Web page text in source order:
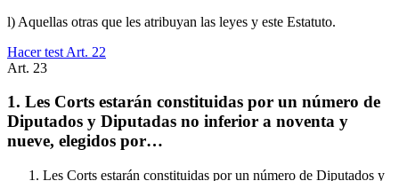
l) Aquellas otras que les atribuyan las leyes y este Estatuto.
Hacer test Art. 22
Art. 23
1. Les Corts estarán constituidas por un número de
Diputados y Diputadas no inferior a noventa y
nueve, elegidos por…
Les Corts estarán constituidas por un número de Diputados y